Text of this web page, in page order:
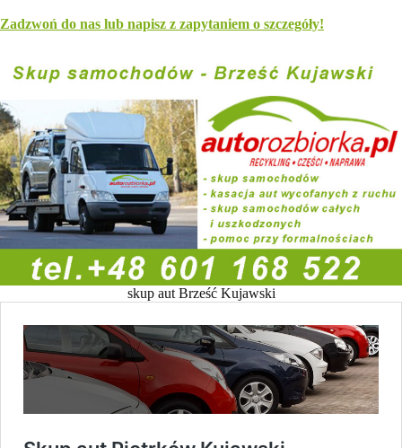
Zadzwoń do nas lub napisz z zapytaniem o szczegóły!
skup aut Brześć Kujawski